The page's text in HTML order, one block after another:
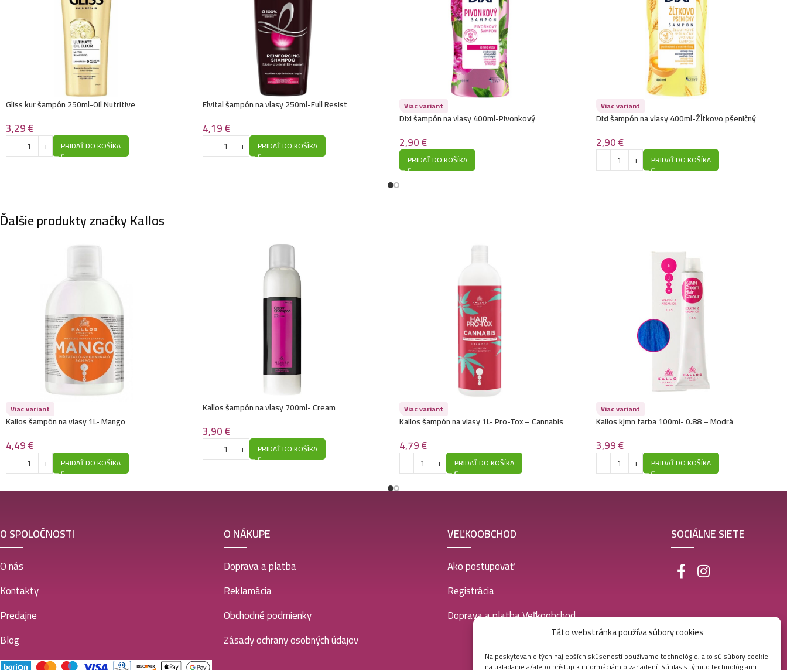
Táto webstránka používa súbory cookies
Na poskytovanie tých najlepších skúseností používame technológie, ako sú súbory cookie
na ukladanie a/alebo prístup k informáciám o zariadení. Súhlas s týmito technológiami
Gliss kur šampón 250ml-Oil Nutritive
3,29€
PRIDAŤ DO KOŠÍKA
Elvital šampón na vlasy 250ml-Full Resist
4,19€
PRIDAŤ DO KOŠÍKA
Viac variant
Dixi šampón na vlasy 400ml-Pivonkový
2,90€
PRIDAŤ DO KOŠÍKA
Viac variant
Dixi šampón na vlasy 400ml-Žĺtkovo pšeničný
2,90€
PRIDAŤ DO KOŠÍKA
Ďalšie produkty značky Kallos
Viac variant
Kallos šampón na vlasy 1L- Mango
4,49€
PRIDAŤ DO KOŠÍKA
Kallos šampón na vlasy 700ml- Cream
3,90€
PRIDAŤ DO KOŠÍKA
Viac variant
Kallos šampón na vlasy 1L- Pro-Tox – Cannabis
4,79€
PRIDAŤ DO KOŠÍKA
Viac variant
Kallos kjmn farba 100ml- 0.88 – Modrá
3,99€
PRIDAŤ DO KOŠÍKA
O SPOLOČNOSTI
O nás
Kontakty
Predajne
Blog
O NÁKUPE
Doprava a platba
Reklamácia
Obchodné podmienky
Zásady ochrany osobných údajov
VEĽKOOBCHOD
Ako postupovať
Registrácia
Doprava a platba Veľkoobchod
SOCIÁLNE SIETE